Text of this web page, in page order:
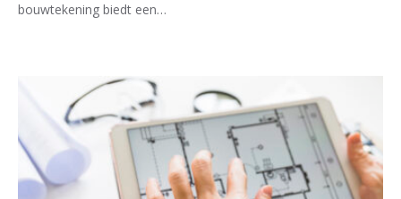
bouwtekening biedt een…